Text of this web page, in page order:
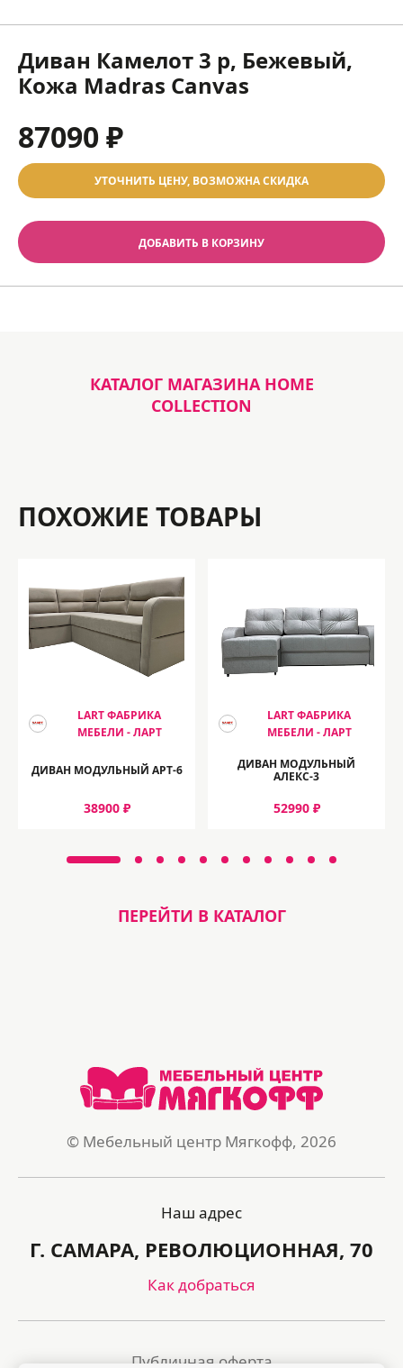
Диван Камелот 3 р, Бежевый,
Кожа Madras Canvas
87090 ₽
УТОЧНИТЬ ЦЕНУ, ВОЗМОЖНА СКИДКА
ДОБАВИТЬ В КОРЗИНУ
КАТАЛОГ МАГАЗИНА HOME
COLLECTION
ПОХОЖИЕ ТОВАРЫ
LART ФАБРИКА
МЕБЕЛИ - ЛАРТ
ДИВАН МОДУЛЬНЫЙ АРТ-6
38900 ₽
LART ФАБРИКА
МЕБЕЛИ - ЛАРТ
ДИВАН МОДУЛЬНЫЙ
АЛЕКС-3
52990 ₽
ПЕРЕЙТИ В КАТАЛОГ
© Мебельный центр Мягкофф, 2026
Наш адрес
Г. САМАРА, РЕВОЛЮЦИОННАЯ, 70
Как добраться
Публичная оферта